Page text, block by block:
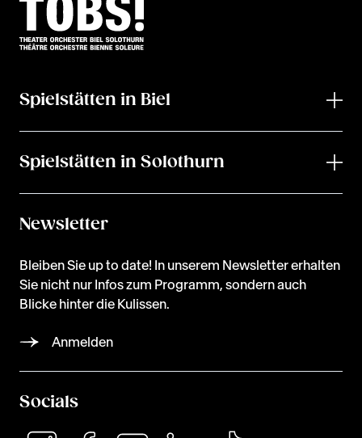
Spielstätten in Biel
Spielstätten in Solothurn
Newsletter
Bleiben Sie up to date! In unserem Newsletter erhalten
Sie nicht nur Infos zum Programm, sondern auch
Blicke hinter die Kulissen.
Anmelden
Socials